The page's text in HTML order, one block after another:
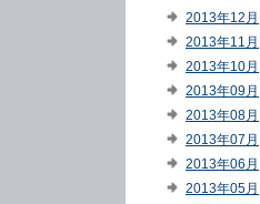
2013年12月
2013年11月
2013年10月
2013年09月
2013年08月
2013年07月
2013年06月
2013年05月